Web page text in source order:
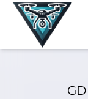
Skip